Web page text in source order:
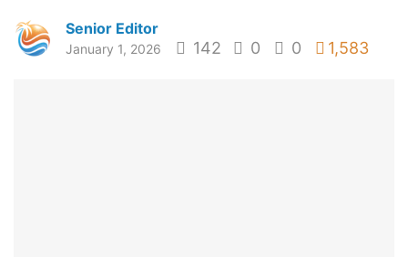
Senior Editor
January 1, 2026 142 0 0 1,583